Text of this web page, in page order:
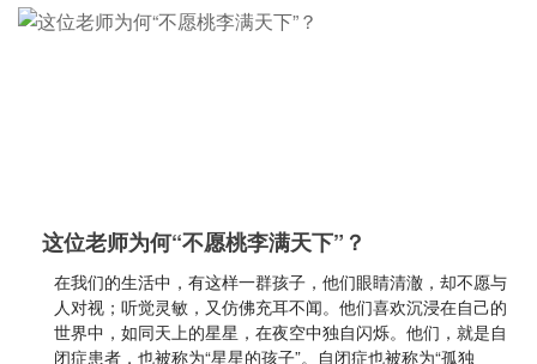
这位老师为何“不愿桃李满天下”？
在我们的生活中，有这样一群孩子，他们眼睛清澈，却不愿与
人对视；听觉灵敏，又仿佛充耳不闻。他们喜欢沉浸在自己的
世界中，如同天上的星星，在夜空中独自闪烁。他们，就是自
闭症患者，也被称为“星星的孩子”。自闭症也被称为“孤独